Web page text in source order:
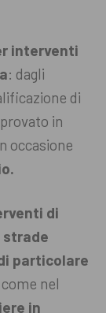
interventi
: dagli
di
in
occasione
di
particolare
come nel
in